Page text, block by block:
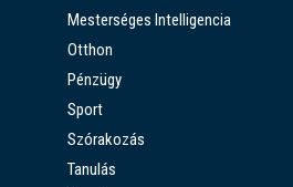
Mesterséges Intelligencia
Otthon
Pénzügy
Sport
Szórakozás
Tanulás